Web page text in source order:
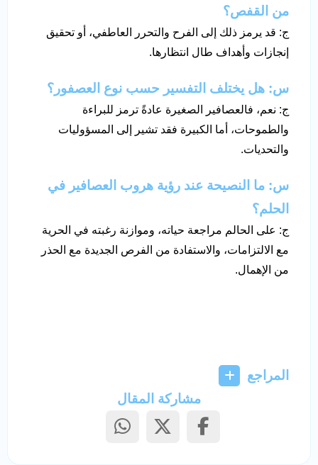
من القفص؟
ج: قد يرمز ذلك إلى الفرح والتحرر العاطفي، أو تحقيق
إنجازات وأهداف طال انتظارها.
س: هل يختلف التفسير حسب نوع العصفور؟
ج: نعم، فالعصافير الصغيرة عادةً ترمز للبراءة
والطموحات، أما الكبيرة فقد تشير إلى المسؤوليات
والتحديات.
س: ما النصيحة عند رؤية هروب العصافير في
الحلم؟
ج: على الحالم مراجعة حياته، وموازنة رغبته في الحرية
مع الالتزامات، والاستفادة من الفرص الجديدة مع الحذر
من الإهمال.
المراجع
مشاركة المقال